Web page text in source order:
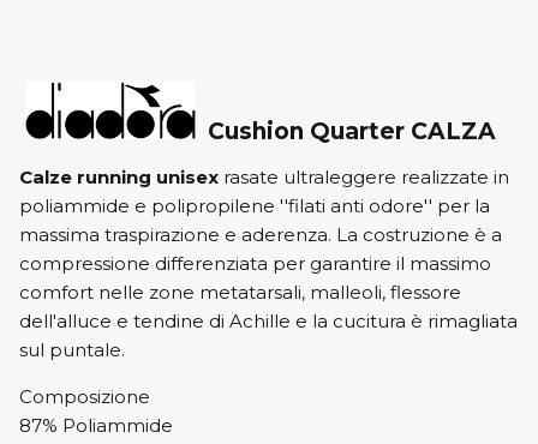
Cushion Quarter CALZA
Calze running unisex rasate ultraleggere realizzate in
poliammide e polipropilene ''filati anti odore'' per la
massima traspirazione e aderenza. La costruzione è a
compressione differenziata per garantire il massimo
comfort nelle zone metatarsali, malleoli, flessore
dell'alluce e tendine di Achille e la cucitura è rimagliata
sul puntale.
Composizione
87% Poliammide